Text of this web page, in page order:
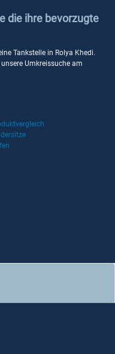
die ihre bevorzugte
Tankstelle in Rolya Khedi.
Umkreissuche am